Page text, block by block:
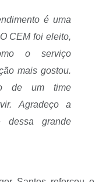
é uma
CEM foi eleito,
o serviço
mais gostou.
de um time
Agradeço a
dessa grande